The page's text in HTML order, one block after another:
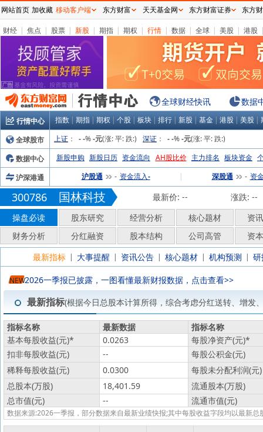
财经 | 焦点 | 股票 | 新股 | 期指 | 期权 | 行情 | 数据 | 全球 | 美股 | 港股
全球财经快讯 数据
行情中心 指数 | 期指 | 期权 | 个股 | 板块 | 排行 | 新股 | 基金 | 港股 | 美股 |
全球股市
上证 ： - -% -元(涨:平:跌:) 深证 ： - -% -元(涨:平:跌:)
数据中心
新股申购 新股日历 资金流向 AH股比价 主力排名 板块资金
沪深港通
沪股通 - 资金流入- | 深股通 - 资
300786 国林科技 最新价: -- 涨跌: --
操盘必读
股东研究 经营分析 核心题材
资
财务分析
分红融资 股本结构 公司高管
资
最新指标 | 大事提醒 | 资讯公告 | 核心题材 | 机构预测 |
NEW2026一季报已披露，一图看懂最新财报数据，点击查看>>
最新指标(根据今日总股本计算所得，综合考虑分红送转、增发
指标名称 最新数据
指标名称
基本每股收益(元)* 0.0263 每股净资产(元)*
扣非每股收益(元)
--
每股公积金(元)
稀释每股收益(元)
0.0300
每股未分配利润(元)
总股本(万股)
18,401.59
流通股本(万股)
总市值(元)
-- 流通市值(元)
数据来源:2026一季报，部分数据来自最新业绩快报;其中每股收益字段均以最新
网站首页 加收藏 移动客户端 东方财富 天天基金网 东方财富证券 东方